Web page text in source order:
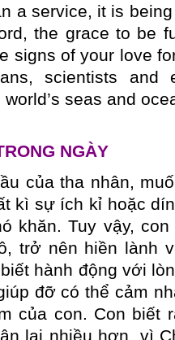
a service, it is
the grace to be
signs of your love
scientists and
seas and
NGÀY
của tha nhân,
kì sự ích kỉ hoặc
khăn. Tuy vậy,
trở nên hiền lành
hành động với
đỡ có thể cảm
của con. Con biết
lại nhiều hơn, vì